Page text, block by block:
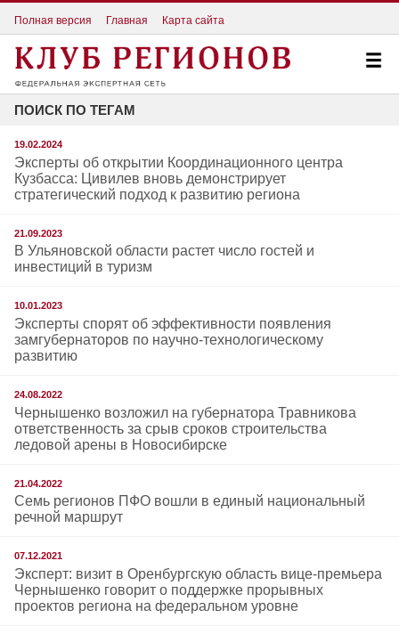
Полная версия Главная Карта сайта
ПОИСК ПО ТЕГАМ
19.02.2024
Эксперты об открытии Координационного центра
Кузбасса: Цивилев вновь демонстрирует
стратегический подход к развитию региона
21.09.2023
В Ульяновской области растет число гостей и
инвестиций в туризм
10.01.2023
Эксперты спорят об эффективности появления
замгубернаторов по научно-технологическому
развитию
24.08.2022
Чернышенко возложил на губернатора Травникова
ответственность за срыв сроков строительства
ледовой арены в Новосибирске
21.04.2022
Семь регионов ПФО вошли в единый национальный
речной маршрут
07.12.2021
Эксперт: визит в Оренбургскую область вице-премьера
Чернышенко говорит о поддержке прорывных
проектов региона на федеральном уровне